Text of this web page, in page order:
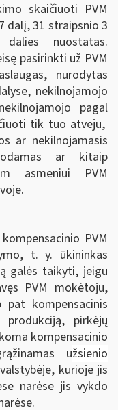
skaičiuoti PVM
dalį, 31 straipsnio 3
nuostatas.
pasirinkti už PVM
nurodytas
nekilnojamojo
pagal
tik tuo atveju,
ar nekilnojamasis
ar kitaip
asmeniui PVM
PVM
t. y. ūkininkas
galės taikyti, jeigu
PVM mokėtoju,
pat kompensacinis
pirkėjų
kompensacinio
užsienio
kurioje jis
narėse jis vykdo